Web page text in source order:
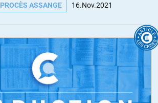
PROCÈS ASSANGE 16.Nov.2021